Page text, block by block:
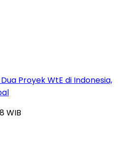
Dua Proyek WtE di Indonesia,
WIB